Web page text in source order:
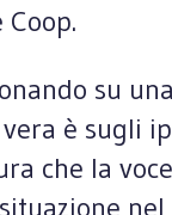
su
è sugli
che la